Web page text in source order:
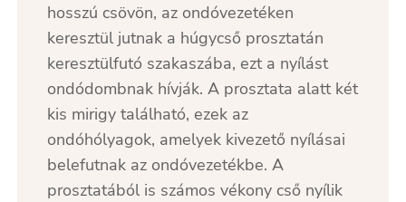
hosszú csövön, az ondóvezetéken
keresztül jutnak a húgycső prosztatán
keresztülfutó szakaszába, ezt a nyílást
ondódombnak hívják. A prosztata alatt két
kis mirigy található, ezek az
ondóhólyagok, amelyek kivezető nyílásai
belefutnak az ondóvezetékbe. A
prosztatából is számos vékony cső nyílik